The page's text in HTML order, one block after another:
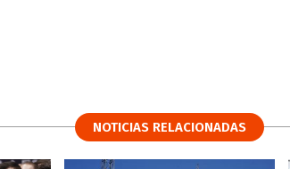
NOTICIAS RELACIONADAS